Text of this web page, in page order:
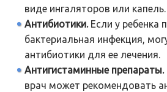
виде ингаляторов или капель.
Антибиотики.Если у ребенка
бактериальная инфекция,
антибиотики для ее лечения.
Антигистаминные препараты.
врач может рекомендовать